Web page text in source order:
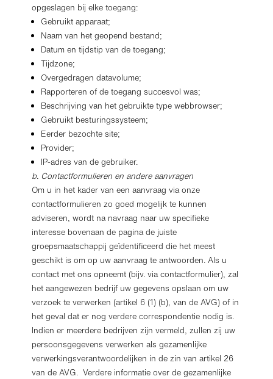
opgeslagen bij elke toegang:
Gebruikt apparaat;
Naam van het geopend bestand;
Datum en tijdstip van de toegang;
Tijdzone;
Overgedragen datavolume;
Rapporteren of de toegang succesvol was;
Beschrijving van het gebruikte type webbrowser;
Gebruikt besturingssysteem;
Eerder bezochte site;
Provider;
IP-adres van de gebruiker.
b. Contactformulieren en andere aanvragen
Om u in het kader van een aanvraag via onze
contactformulieren zo goed mogelijk te kunnen
adviseren, wordt na navraag naar uw specifieke
interesse bovenaan de pagina de juiste
groepsmaatschappij geïdentificeerd die het meest
geschikt is om op uw aanvraag te antwoorden. Als u
contact met ons opneemt (bijv. via contactformulier), zal
het aangewezen bedrijf uw gegevens opslaan om uw
verzoek te verwerken (artikel 6 (1) (b), van de AVG) of in
het geval dat er nog verdere correspondentie nodig is.
Indien er meerdere bedrijven zijn vermeld, zullen zij uw
persoonsgegevens verwerken als gezamenlijke
verwerkingsverantwoordelijken in de zin van artikel 26
van de AVG. Verdere informatie over de gezamenlijke